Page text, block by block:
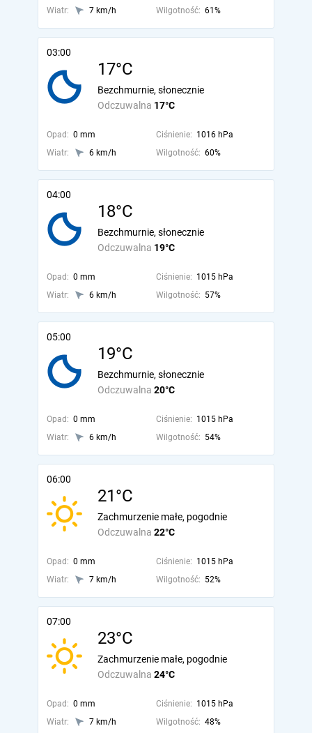
Wiatr:
7 km/h Wilgotność: 61%
03:00
17°C
Odczuwalna 17°C
Bezchmurnie, słonecznie
Opad: 0 mm Ciśnienie: 1016 hPa
Wiatr:
6 km/h Wilgotność: 60%
04:00
18°C
Odczuwalna 19°C
Bezchmurnie, słonecznie
Opad: 0 mm Ciśnienie: 1015 hPa
Wiatr:
6 km/h Wilgotność: 57%
05:00
19°C
Odczuwalna 20°C
Bezchmurnie, słonecznie
Opad: 0 mm Ciśnienie: 1015 hPa
Wiatr:
6 km/h Wilgotność: 54%
06:00
21°C
Odczuwalna 22°C
Zachmurzenie małe, pogodnie
Opad: 0 mm Ciśnienie: 1015 hPa
Wiatr:
7 km/h Wilgotność: 52%
07:00
23°C
Odczuwalna 24°C
Zachmurzenie małe, pogodnie
Opad: 0 mm Ciśnienie: 1015 hPa
Wiatr:
7 km/h Wilgotność: 48%